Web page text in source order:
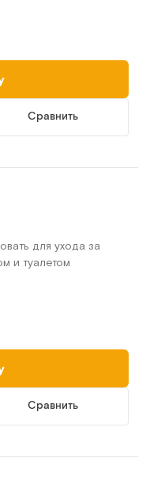
Сравнить
для ухода за
и туалетом
Сравнить